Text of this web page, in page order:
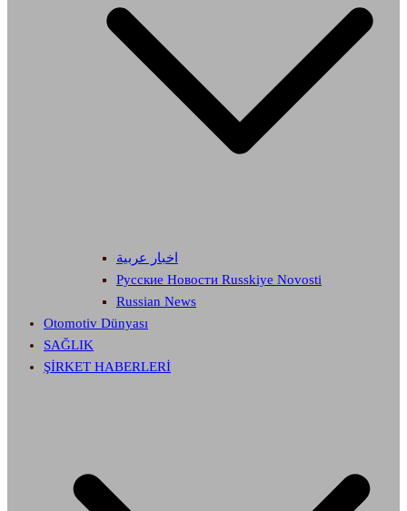
اخبار عربية
Русские Новости Russkiye Novosti
Russian News
Otomotiv Dünyası
SAĞLIK
ŞİRKET HABERLERİ